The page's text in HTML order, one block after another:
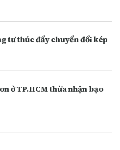
tư thúc đẩy chuyển đổi kép
ở TP.HCM thừa nhận bạo